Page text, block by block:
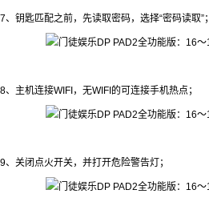
7、钥匙匹配之前，先读取密码，选择“密码读取”；
8、主机连接WIFI，无WIFI的可连接手机热点；
9、关闭点火开关，并打开危险警告灯；